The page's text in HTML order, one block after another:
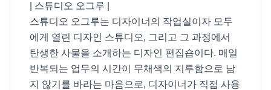
| 스튜디오 오그루 |
스튜디오 오그루는 디자이너의 작업실이자 모두
에게 열린 디자인 스튜디오, 그리고 그 과정에서
탄생한 사물을 소개하는 디자인 편집숍이다. 매일
반복되는 업무의 시간이 무채색의 지루함으로 남
지 않기를 바라는 마음으로, 디자이너가 직접 사용